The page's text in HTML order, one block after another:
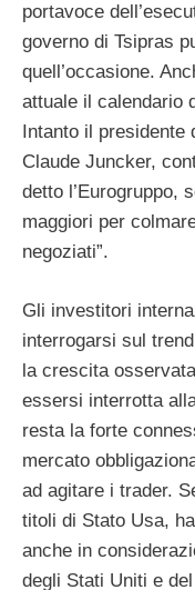
portavoce
governo di Tsipras
quell’occasione.
attuale il calendario
Intanto il
Claude Juncker,
detto l’Eurogruppo,
maggiori per
negoziati”.
Gli investitori
interrogarsi sul
la crescita
essersi interrotta
resta la forte
mercato
ad agitare i trader.
titoli di Stato Usa,
anche in
degli Stati Uniti e